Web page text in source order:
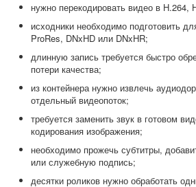
нужно перекодировать видео в H.264,
исходники необходимо подготовить
ProRes, DNxHD или DNxHR;
длинную запись требуется быстро
потери качества;
из контейнера нужно извлечь
отдельный видеопоток;
требуется заменить звук в готовом
кодирования изображения;
необходимо прожечь субтитры,
или служебную подпись;
десятки роликов нужно обработать